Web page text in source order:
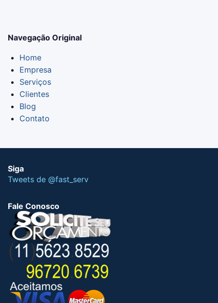
Navegação Original
Home
Empresa
Serviços
Clientes
Blog
Contato
Siga
Tweets de @fast_serv
Fale Conosco